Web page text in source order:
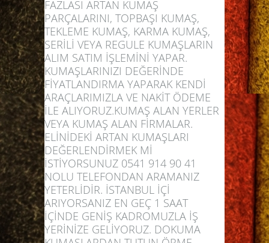
FAZLASI ARTAN KUMAŞ
PARÇALARINI, TOPBAŞI KUMAŞ,
TEKLEME KUMAŞ, KARMA KUMAŞ,
SERİLİ VEYA REGULE KUMAŞLARIN
ALIM SATIM İŞLEMİNİ YAPAR.
KUMAŞLARINIZI DEĞERİNDE
FİYATLANDIRMA YAPARAK KENDİ
ARAÇLARIMIZLA VE NAKİT ÖDEME
İLE ALIYORUZ.KUMAŞ ALAN YERLER
VEYA KUMAŞ ALAN FİRMALAR.
ELİNİDEKİ ARTAN KUMAŞLARI
DEĞERLENDİRMEK Mİ
İSTİYORSUNUZ 0541 914 90 41
NOLU TELEFONDAN ARAMANIZ
YETERLİDİR. İSTANBUL İÇİ
ARIYORSANIZ EN GEÇ 1 SAAT
İÇİNDE GENİŞ KADROMUZLA İŞ
YERİNİZE GELİYORUZ. DOKUMA